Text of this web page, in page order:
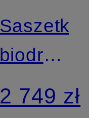
Saszetka
biodrowa
2 749 zł